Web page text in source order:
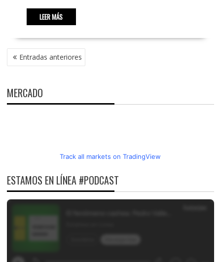
LEER MÁS
NAVEGACIÓN
DE Entradas anteriores
MERCADO
Track all markets on TradingView
ESTAMOS EN LÍNEA #PODCAST